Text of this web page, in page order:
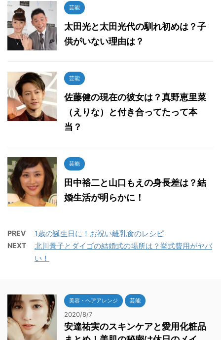
芸能
太田光と太田光代の馴れ初めは？子
供がいない理由は？
芸能
佐藤健の現在の彼女は？真野恵里菜
（えりな）と付き合ってたって本
当？
芸能
田中裕二と山口もえの身長差は？結
婚生活が明らかに！
PREV 1歳の誕生日に！お祝い離乳食のレシピ
NEXT
北川景子とダイゴの結婚式の場所は？挙式費用がヤバ
い！
美容・ヘアアレンジ 芸能
2020/8/7
安達祐実のスキンケアと愛用化粧品